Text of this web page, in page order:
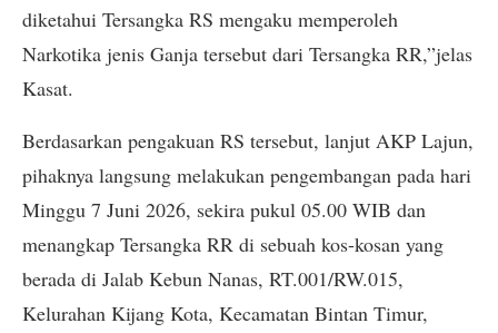
diketahui Tersangka RS mengaku memperoleh
Narkotika jenis Ganja tersebut dari Tersangka RR,”jelas
Kasat.
Berdasarkan pengakuan RS tersebut, lanjut AKP Lajun,
pihaknya langsung melakukan pengembangan pada hari
Minggu 7 Juni 2026, sekira pukul 05.00 WIB dan
menangkap Tersangka RR di sebuah kos-kosan yang
berada di Jalab Kebun Nanas, RT.001/RW.015,
Kelurahan Kijang Kota, Kecamatan Bintan Timur,